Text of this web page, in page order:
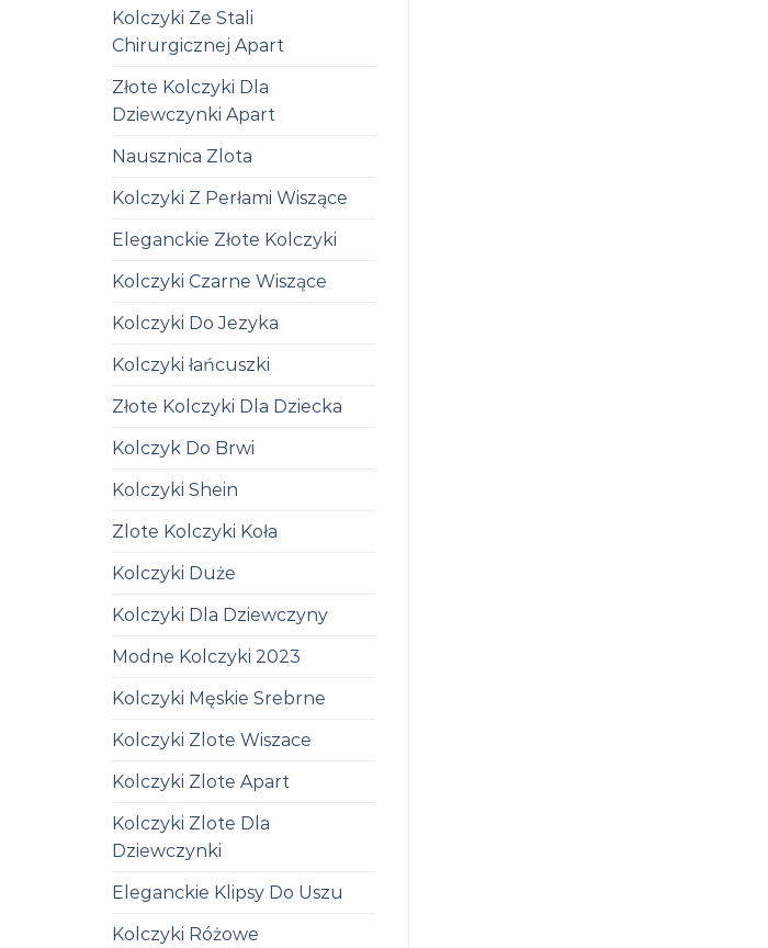
Kolczyki Ze Stali
Chirurgicznej Apart
Złote Kolczyki Dla
Dziewczynki Apart
Nausznica Zlota
Kolczyki Z Perłami Wiszące
Eleganckie Złote Kolczyki
Kolczyki Czarne Wiszące
Kolczyki Do Jezyka
Kolczyki łańcuszki
Złote Kolczyki Dla Dziecka
Kolczyk Do Brwi
Kolczyki Shein
Zlote Kolczyki Koła
Kolczyki Duże
Kolczyki Dla Dziewczyny
Modne Kolczyki 2023
Kolczyki Męskie Srebrne
Kolczyki Zlote Wiszace
Kolczyki Zlote Apart
Kolczyki Zlote Dla
Dziewczynki
Eleganckie Klipsy Do Uszu
Kolczyki Różowe